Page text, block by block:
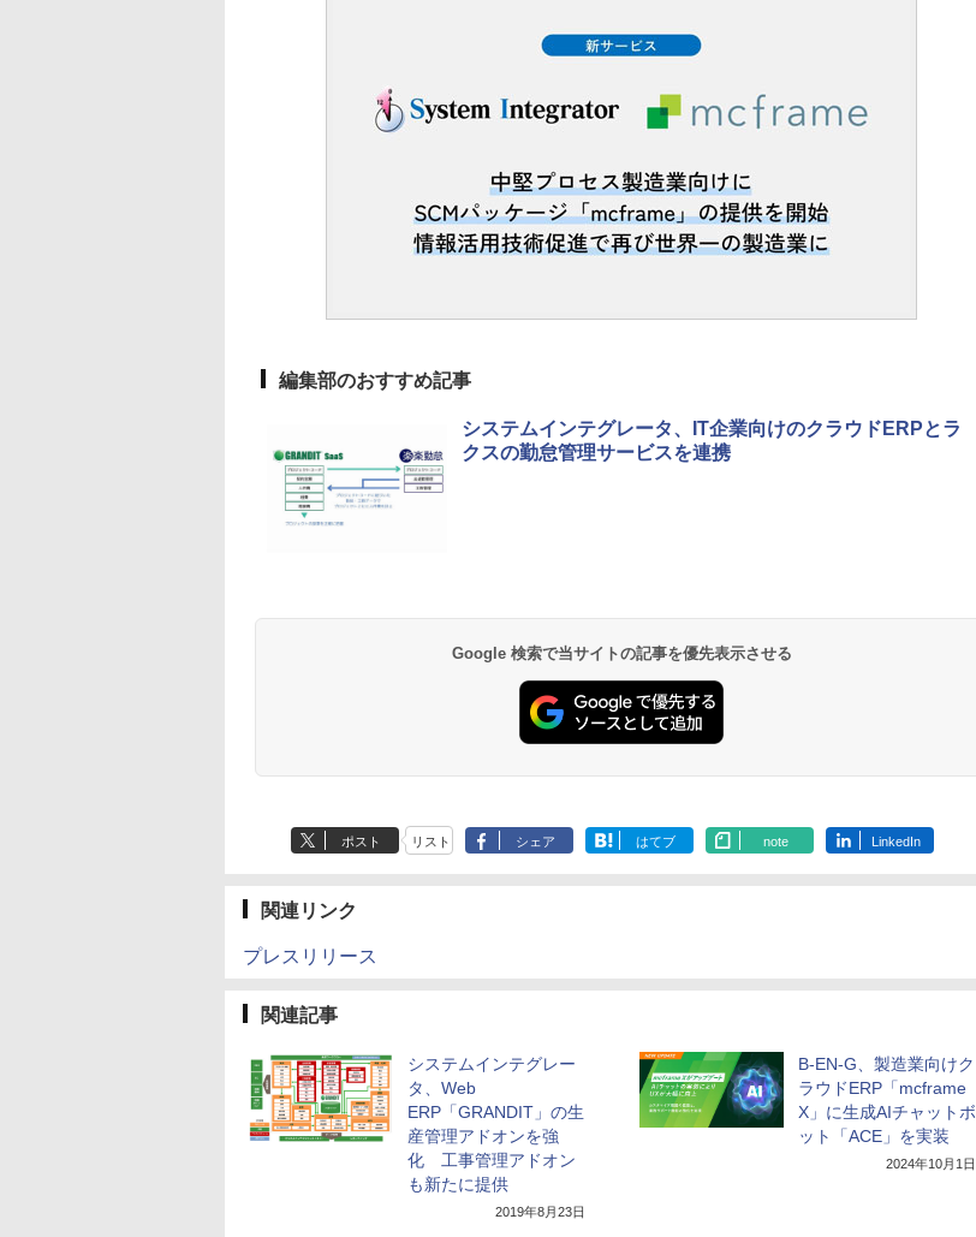
編集部のおすすめ記事
システムインテグレータ、IT企業向けのクラウドERPとラ
クスの勤怠管理サービスを連携
Google 検索で当サイトの記事を優先表示させる
ポスト リスト シェア はてブ note LinkedIn
関連リンク
プレスリリース
関連記事
システムインテグレー
タ、Web
ERP「GRANDIT」の生
産管理アドオンを強
化 工事管理アドオン
も新たに提供
2019年8月23日
B-EN-G、製造業向けク
ラウドERP「mcframe
X」に生成AIチャットボ
ット「ACE」を実装
2024年10月1日